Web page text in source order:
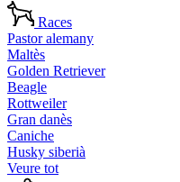
Races
Pastor alemany
Maltès
Golden Retriever
Beagle
Rottweiler
Gran danès
Caniche
Husky siberià
Veure tot